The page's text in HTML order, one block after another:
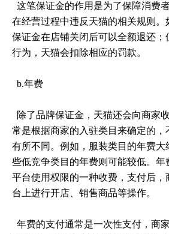
这笔保证金的作用是为了保障消费
在经营过程中违反天猫的相关规则。
保证金在店铺关闭后可以全额退还；
行为，天猫会扣除相应的罚款。
b.年费
除了品牌保证金，天猫还会向商家
常是根据商家的入驻类目来确定的，
有所不同。例如，服装类目的年费大
些低竞争类目的年费则可能较低。年
平台使用权限的一种收费，支付后，
台上进行开店、销售商品等操作。
年费的支付通常是一次性支付，商